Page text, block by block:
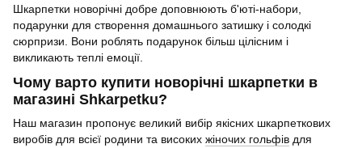
Шкарпетки новорічні добре доповнюють б'юті-набори,
подарунки для створення домашнього затишку і солодкі
сюрпризи. Вони роблять подарунок більш цілісним і
викликають теплі емоції.
Чому варто купити новорічні шкарпетки в
магазині Shkarpetku?
Наш магазин пропонує великий вибір якісних шкарпеткових
виробів для всієї родини та високих жіночих гольфів для